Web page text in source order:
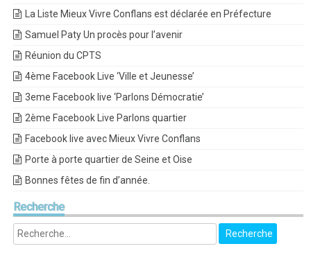
La Liste Mieux Vivre Conflans est déclarée en Préfecture
Samuel Paty Un procès pour l’avenir
Réunion du CPTS
4ème Facebook Live ‘Ville et Jeunesse’
3eme Facebook live ‘Parlons Démocratie’
2ème Facebook Live Parlons quartier
Facebook live avec Mieux Vivre Conflans
Porte à porte quartier de Seine et Oise
Bonnes fêtes de fin d’année.
Recherche